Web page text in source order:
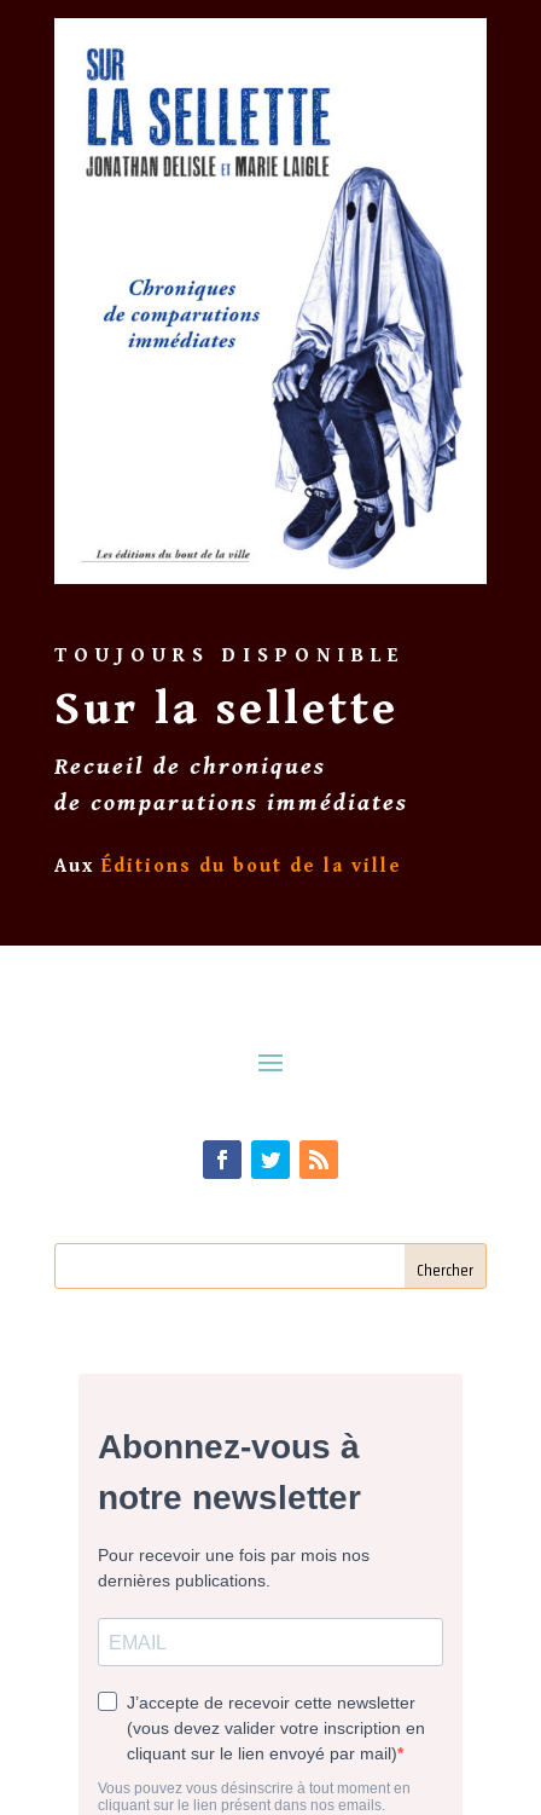
TOUJOURS DISPONIBLE
Sur la sellette
Recueil de chroniques
de comparutions immédiates
Aux Éditions du bout de la ville